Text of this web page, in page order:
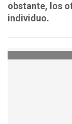
obstante, los
individuo.